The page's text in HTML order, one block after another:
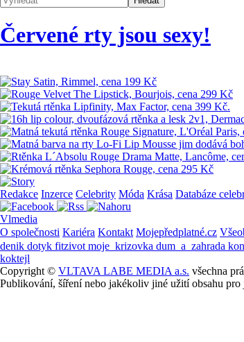
Červené rty jsou sexy!
Redakce Inzerce Celebrity Móda Krása Databáze
Vlmedia
O společnosti Kariéra Kontakt Mojepředplatné.cz
denik dotyk fitzivot moje_krizovka dum_a_zahrada
koktejl
Copyright © VLTAVA LABE MEDIA a.s. všechna
Publikování, šíření nebo jakékoliv jiné užití obsahu